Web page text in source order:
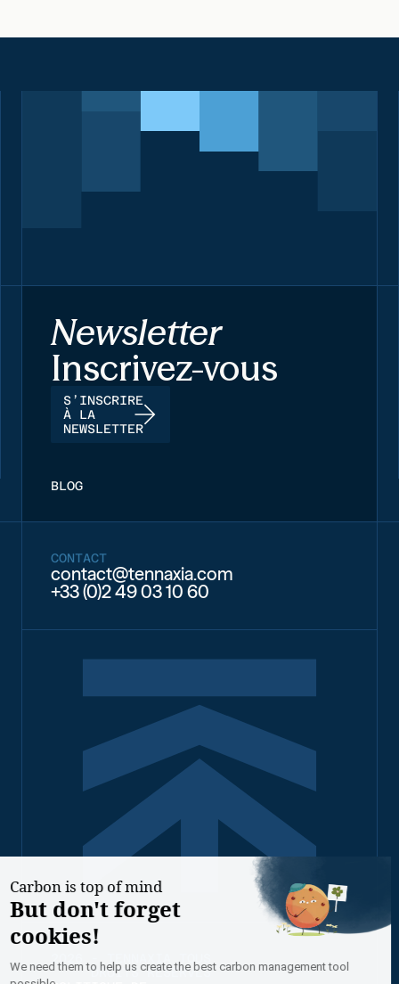
Newsletter
Inscrivez-vous
S’INSCRIRE
À LA
NEWSLETTER
BLOG
CONTACT
contact@tennaxia.com
+33 (0)2 49 03 10 60
DROITS RÉSERVÉS